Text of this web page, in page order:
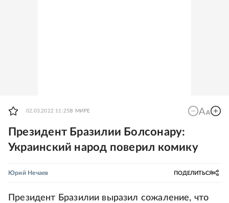
02.03.2022 11:25 В МИРЕ
Президент Бразилии Болсонару:
Украинский народ поверил комику
Юрий Нечаев ПОДЕЛИТЬСЯ
Президент Бразилии выразил сожаление, что